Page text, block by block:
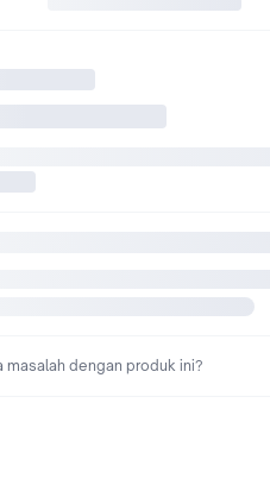
masalah dengan produk ini?